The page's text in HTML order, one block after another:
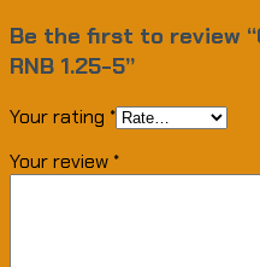
Be the first to review
RNB 1.25-5”
Your rating *
Your review *